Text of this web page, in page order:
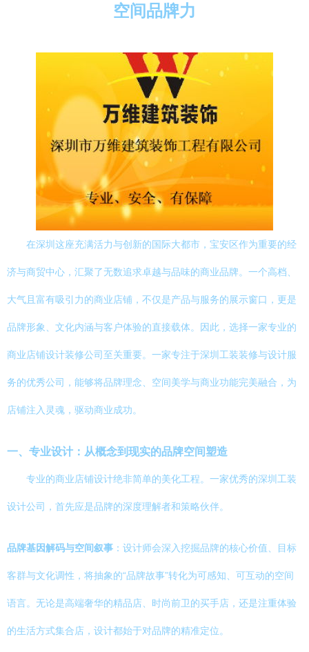
空间品牌力
在深圳这座充满活力与创新的国际大都市，宝安区作为重要的经
济与商贸中心，汇聚了无数追求卓越与品味的商业品牌。一个高档、
大气且富有吸引力的商业店铺，不仅是产品与服务的展示窗口，更是
品牌形象、文化内涵与客户体验的直接载体。因此，选择一家专业的
商业店铺设计装修公司至关重要。一家专注于深圳工装装修与设计服
务的优秀公司，能够将品牌理念、空间美学与商业功能完美融合，为
店铺注入灵魂，驱动商业成功。
一、专业设计：从概念到现实的品牌空间塑造
专业的商业店铺设计绝非简单的美化工程。一家优秀的深圳工装
设计公司，首先应是品牌的深度理解者和策略伙伴。
品牌基因解码与空间叙事 ：设计师会深入挖掘品牌的核心价值、目标
客群与文化调性，将抽象的“品牌故事”转化为可感知、可互动的空间
语言。无论是高端奢华的精品店、时尚前卫的买手店，还是注重体验
的生活方式集合店，设计都始于对品牌的精准定位。